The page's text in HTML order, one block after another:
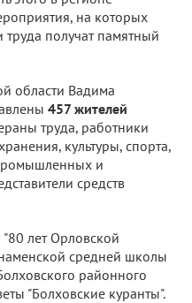
на которых
получат памятный
области Вадима
457 жителей
труда, работники
культуры, спорта,
и
средств
лет Орловской
средней школы
районного
"Болховские куранты".